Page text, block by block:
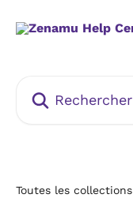
Toutes les collections